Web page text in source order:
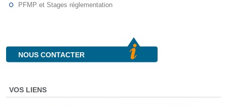
PFMP et Stages réglementation
NOUS CONTACTER
VOS LIENS